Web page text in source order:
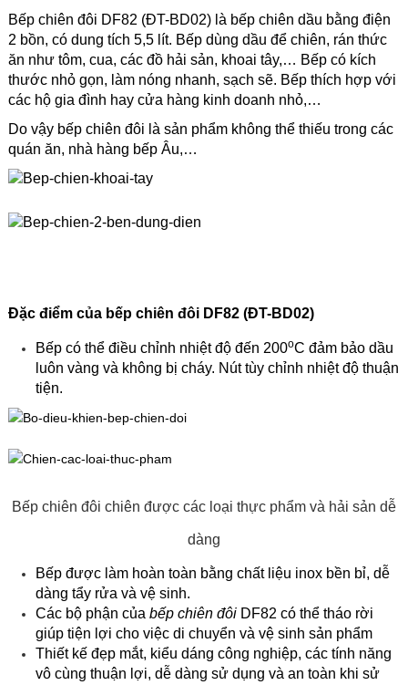
Bếp chiên đôi DF82 (ĐT-BD02) là bếp chiên dầu bằng điện
2 bồn, có dung tích 5,5 lít. Bếp dùng dầu để chiên, rán thức
ăn như tôm, cua, các đồ hải sản, khoai tây,… Bếp có kích
thước nhỏ gọn, làm nóng nhanh, sạch sẽ. Bếp thích hợp với
các hộ gia đình hay cửa hàng kinh doanh nhỏ,…
Do vậy bếp chiên đôi là sản phẩm không thể thiếu trong các
quán ăn, nhà hàng bếp Âu,…
Đặc điểm của bếp chiên đôi DF82 (ĐT-BD02)
Bếp có thể điều chỉnh nhiệt độ đến 200oC đảm bảo dầu
luôn vàng và không bị cháy. Nút tùy chỉnh nhiệt độ thuận
tiện.
Bếp chiên đôi chiên được các loại thực phẩm và hải sản dễ
dàng
Bếp được làm hoàn toàn bằng chất liệu inox bền bỉ, dễ
dàng tẩy rửa và vệ sinh.
Các bộ phận của bếp chiên đôiDF82 có thể tháo rời
giúp tiện lợi cho việc di chuyển và vệ sinh sản phẩm
Thiết kế đẹp mắt, kiểu dáng công nghiệp, các tính năng
vô cùng thuận lợi, dễ dàng sử dụng và an toàn khi sử